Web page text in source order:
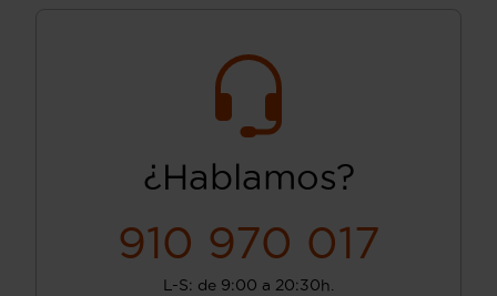
¿Hablamos?
910 970 017
L-S: de 9:00 a 20:30h.